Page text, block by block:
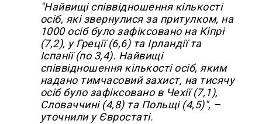
"Найвищі співвідношення кількості
осіб, які звернулися за притулком, на
1000 осіб було зафіксовано на Кіпрі
(7,2), у Греції (6,6) та Ірландії та
Іспанії (по 3,4). Найвищі
співвідношення кількості осіб, яким
надано тимчасовий захист, на тисячу
осіб було зафіксовано в Чехії (7,1),
Словаччині (4,8) та Польщі (4,5)", –
уточнили у Євростаті.